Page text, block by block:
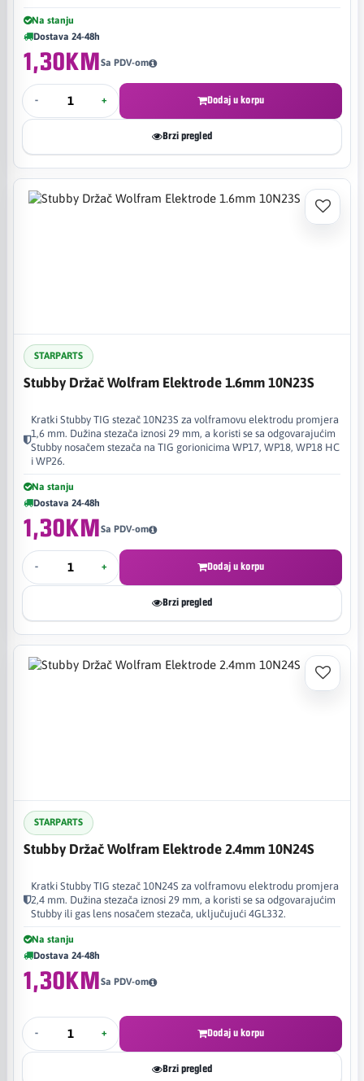
Na stanju
Dostava 24-48h
1,30KMSa PDV-om
- + Dodaj u korpu
Brzi pregled
STARPARTS
Stubby Držač Wolfram Elektrode 1.6mm 10N23S
Kratki Stubby TIG stezač 10N23S za volframovu elektrodu promjera
1,6 mm. Dužina stezača iznosi 29 mm, a koristi se sa odgovarajućim
Stubby nosačem stezača na TIG gorionicima WP17, WP18, WP18 HC
i WP26.
Na stanju
Dostava 24-48h
1,30KMSa PDV-om
- + Dodaj u korpu
Brzi pregled
STARPARTS
Stubby Držač Wolfram Elektrode 2.4mm 10N24S
Kratki Stubby TIG stezač 10N24S za volframovu elektrodu promjera
2,4 mm. Dužina stezača iznosi 29 mm, a koristi se sa odgovarajućim
Stubby ili gas lens nosačem stezača, uključujući 4GL332.
Na stanju
Dostava 24-48h
1,30KMSa PDV-om
- + Dodaj u korpu
Brzi pregled